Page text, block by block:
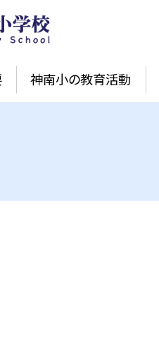
神南小の教育活動